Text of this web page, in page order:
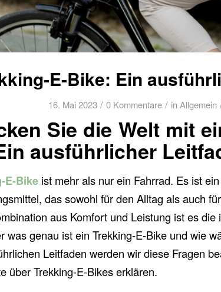
E-Bike: Ein
16. Mai 2023 / 0 Kommentare / in Allgemein
Sie die Welt mit
ausführlicher
E-Bike ist mehr als nur ein Fahrrad. Es ist
das sowohl für den Alltag als auch
aus Komfort und Leistung ist es
was genau ist ein Trekking-E-Bike und wie
Leitfaden werden wir diese Fragen
über Trekking-E-Bikes erklären.